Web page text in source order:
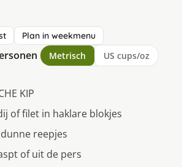
Plan in weekmenu
Metrisch US cups/oz
KIP
of filet in haklare blokjes
reepjes
of uit de pers